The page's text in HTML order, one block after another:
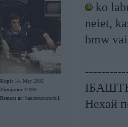
Kopš: 14. May 2002
Ziņojumi: 34090
Braucu ar: banderautomobili
ko
neiet,
bmw vai
Нехай